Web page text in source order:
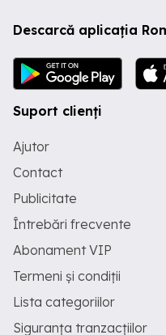
Descarcă aplicația
Suport clienți
Ajutor
Contact
Publicitate
Întrebări frecvente
Abonament VIP
Termeni și condiții
Lista categoriilor
Siguranța tranzacțiilor